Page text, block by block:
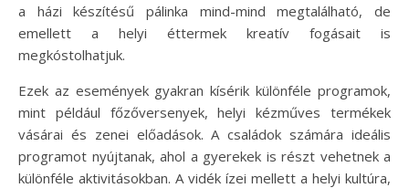
a házi készítésű pálinka mind-mind megtalálható, de
emellett a helyi éttermek kreatív fogásait is
megkóstolhatjuk.
Ezek az események gyakran kísérik különféle programok,
mint például főzőversenyek, helyi kézműves termékek
vásárai és zenei előadások. A családok számára ideális
programot nyújtanak, ahol a gyerekek is részt vehetnek a
különféle aktivitásokban. A vidék ízei mellett a helyi kultúra,